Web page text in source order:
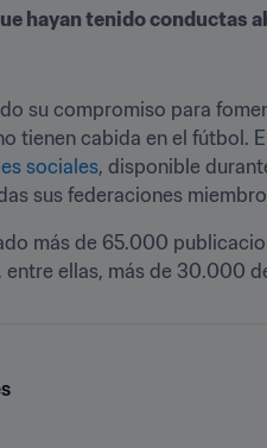
hayan tenido conductas
su compromiso para
tienen cabida en el fútbol.
sociales, disponible
sus federaciones
más de 65.000
ellas, más de 30.000